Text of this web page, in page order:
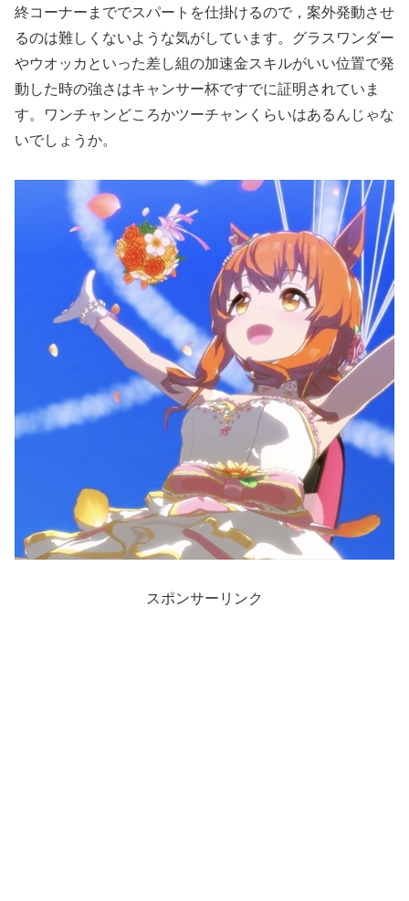
終コーナーまででスパートを仕掛けるので，案外発動させ
るのは難しくないような気がしています。グラスワンダー
やウオッカといった差し組の加速金スキルがいい位置で発
動した時の強さはキャンサー杯ですでに証明されていま
す。ワンチャンどころかツーチャンくらいはあるんじゃな
いでしょうか。
スポンサーリンク